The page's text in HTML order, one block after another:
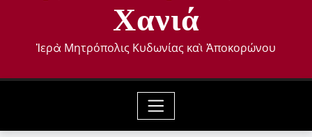
Χανιά
Ἱερὰ Μητρόπολις Κυδωνίας καὶ Ἀποκορώνου